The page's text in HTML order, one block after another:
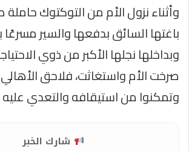
وأثناء نزول الأم من التوكتوك حاملة
باغتها السائق بدفعها والسير مسرعًا
وبداخلها نجلها الأكبر من ذوي
صرخت الأم واستغاثت، فلاحق
وتمكنوا من استيقافه والتعدي عليه
شارك الخبر